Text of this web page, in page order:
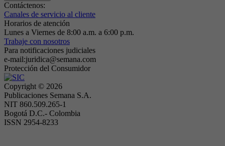
Contáctenos:
Canales de servicio al cliente
Horarios de atención
Lunes a Viernes de 8:00 a.m. a 6:00 p.m.
Trabaje con nosotros
Para notificaciones judiciales
e-mail:juridica@semana.com
Protección del Consumidor
Copyright © 2026
Publicaciones Semana S.A.
NIT 860.509.265-1
Bogotá D.C.- Colombia
ISSN 2954-8233